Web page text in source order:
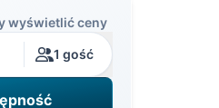
wyświetlić ceny
1 gość